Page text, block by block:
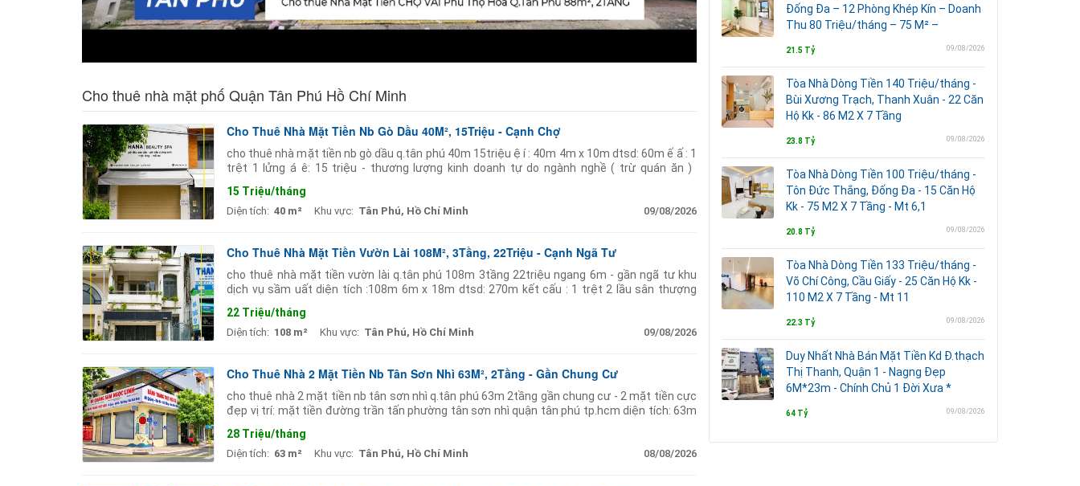
Cho thuê nhà mặt phố Quận Tân Phú Hồ Chí Minh
Cho Thuê Nhà Mặt Tiền Nb Gò Dầu 40M², 15Triệu - Cạnh Chợ
cho thuê nhà mặt tiền nb gò dầu q.tân phú 40m 15triệu ệ í : 40m 4m x 10m dtsd: 60m ế ấ : 1
trệt 1 lửng á ê: 15 triệu - thương lượng kinh doanh tự do ngành nghề ( trừ quán ăn ) ️
15 Triệu/tháng
Diện tích: 40 m² Khu vực: Tân Phú, Hồ Chí Minh 09/08/2026
Cho Thuê Nhà Mặt Tiền Vườn Lài 108M², 3Tầng, 22Triệu - Cạnh Ngã Tư
cho thuê nhà mặt tiền vườn lài q.tân phú 108m 3tầng 22triệu ngang 6m - gần ngã tư khu
dịch vụ sầm uất diện tích :108m 6m x 18m dtsd: 270m kết cấu : 1 trệt 2 lầu sân thượng
22 Triệu/tháng
Diện tích: 108 m² Khu vực: Tân Phú, Hồ Chí Minh 09/08/2026
Cho Thuê Nhà 2 Mặt Tiền Nb Tân Sơn Nhì 63M², 2Tầng - Gần Chung Cư
cho thuê nhà 2 mặt tiền nb tân sơn nhì q.tân phú 63m 2tầng gần chung cư - 2 mặt tiền cực
đẹp vị trí: mặt tiền đường trần tấn phường tân sơn nhì quận tân phú tp.hcm diện tích: 63m
28 Triệu/tháng
Diện tích: 63 m² Khu vực: Tân Phú, Hồ Chí Minh 08/08/2026
Đống Đa – 12 Phòng Khép Kín – Doanh
Thu 80 Triệu/tháng – 75 M² –
21.5 Tỷ 09/08/2026
Tòa Nhà Dòng Tiền 140 Triệu/tháng -
Bùi Xương Trạch, Thanh Xuân - 22 Căn
Hộ Kk - 86 M2 X 7 Tầng
23.8 Tỷ 09/08/2026
Tòa Nhà Dòng Tiền 100 Triệu/tháng -
Tôn Đức Thắng, Đống Đa - 15 Căn Hộ
Kk - 75 M2 X 7 Tầng - Mt 6,1
20.8 Tỷ 09/08/2026
Tòa Nhà Dòng Tiền 133 Triệu/tháng -
Võ Chí Công, Cầu Giấy - 25 Căn Hộ Kk -
110 M2 X 7 Tầng - Mt 11
22.3 Tỷ 09/08/2026
Duy Nhất Nhà Bán Mặt Tiền Kd Đ.thạch
Thị Thanh, Quận 1 - Nagng Đẹp
6M*23m - Chính Chủ 1 Đời Xưa *
64 Tỷ 09/08/2026